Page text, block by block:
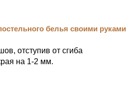
отступив от сгиба
на 1-2 мм.